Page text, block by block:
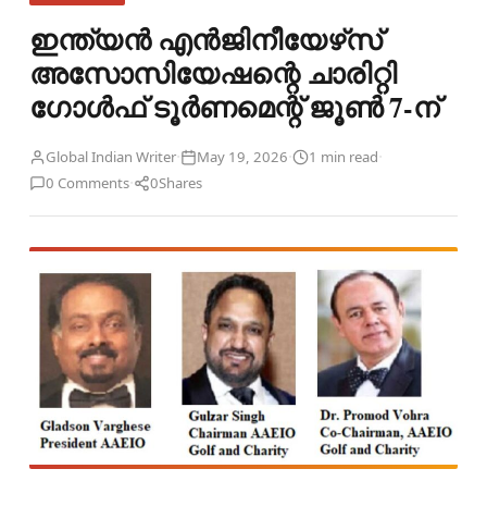
ഇന്ത്യന്‍ എന്‍ജിനീയേഴ്‌സ്
അസോസിയേഷന്റെ ചാരിറ്റി
ഗോള്‍ഫ് ടൂര്‍ണമെന്റ് ജൂണ്‍ 7-ന്
Global Indian Writer· May 19, 2026· 1 min read·
0 Comments· 0Shares